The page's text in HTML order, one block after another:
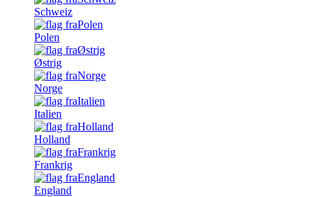
Schweiz
Polen
Østrig
Norge
Italien
Holland
Frankrig
England